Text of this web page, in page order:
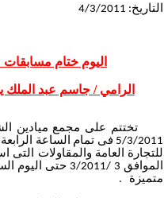
التاريخ: 4/3/2011
اليوم ختام
الرامي / جاسم عبد الملك
تختتم على مجمع ميادين
5/3/2011 فى تمام
للتجارة العامة والمقاولات
متميزة .